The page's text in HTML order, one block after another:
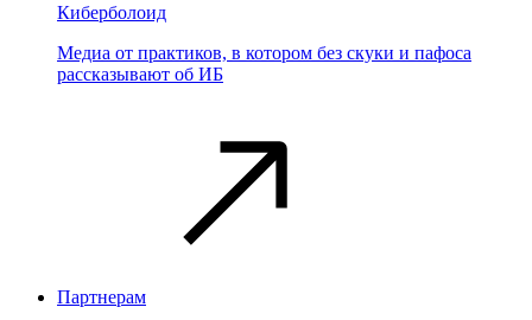
Киберболоид
Медиа от практиков, в котором без скуки и пафоса
рассказывают об ИБ
Партнерам